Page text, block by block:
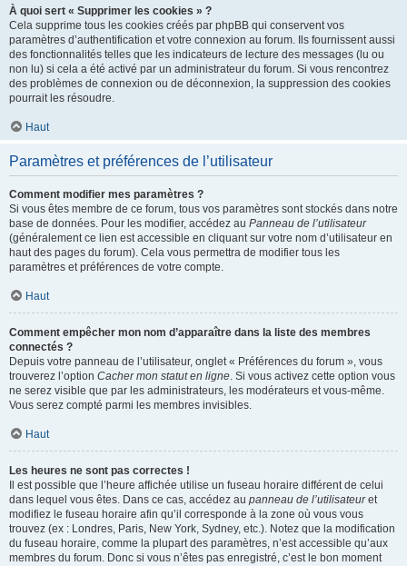
À quoi sert « Supprimer les cookies » ?
Cela supprime tous les cookies créés par phpBB qui conservent vos
paramètres d’authentification et votre connexion au forum. Ils fournissent aussi
des fonctionnalités telles que les indicateurs de lecture des messages (lu ou
non lu) si cela a été activé par un administrateur du forum. Si vous rencontrez
des problèmes de connexion ou de déconnexion, la suppression des cookies
pourrait les résoudre.
Haut
Paramètres et préférences de l’utilisateur
Comment modifier mes paramètres ?
Si vous êtes membre de ce forum, tous vos paramètres sont stockés dans notre
base de données. Pour les modifier, accédez au Panneau de l’utilisateur
(généralement ce lien est accessible en cliquant sur votre nom d’utilisateur en
haut des pages du forum). Cela vous permettra de modifier tous les
paramètres et préférences de votre compte.
Haut
Comment empêcher mon nom d’apparaître dans la liste des membres
connectés ?
Depuis votre panneau de l’utilisateur, onglet « Préférences du forum », vous
trouverez l’option Cacher mon statut en ligne. Si vous activez cette option vous
ne serez visible que par les administrateurs, les modérateurs et vous-même.
Vous serez compté parmi les membres invisibles.
Haut
Les heures ne sont pas correctes !
Il est possible que l’heure affichée utilise un fuseau horaire différent de celui
dans lequel vous êtes. Dans ce cas, accédez au panneau de l’utilisateuret
modifiez le fuseau horaire afin qu’il corresponde à la zone où vous vous
trouvez (ex : Londres, Paris, New York, Sydney, etc.). Notez que la modification
du fuseau horaire, comme la plupart des paramètres, n’est accessible qu’aux
membres du forum. Donc si vous n’êtes pas enregistré, c’est le bon moment